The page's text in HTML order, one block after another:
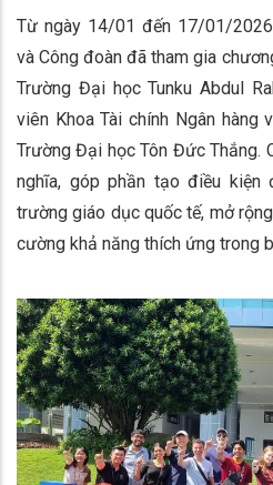
Từ ngày 14/01 đến 17/01/
và Công đoàn đã tham gia
Trường Đại học Tunku Abdul
viên Khoa Tài chính Ngân
Trường Đại học Tôn Đức Thắng.
nghĩa, góp phần tạo điều
trường giáo dục quốc tế, mở
cường khả năng thích ứng trong